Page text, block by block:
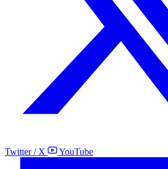
Twitter / X YouTube